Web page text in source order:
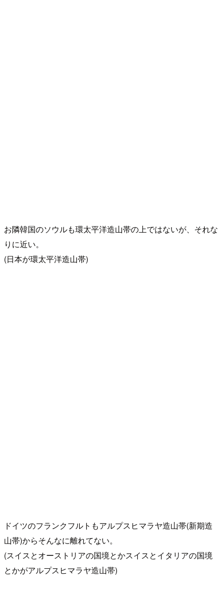
お隣韓国のソウルも環太平洋造山帯の上ではないが、それな
りに近い。
(日本が環太平洋造山帯)
ドイツのフランクフルトもアルプスヒマラヤ造山帯(新期造
山帯)からそんなに離れてない。
(スイスとオーストリアの国境とかスイスとイタリアの国境
とかがアルプスヒマラヤ造山帯)